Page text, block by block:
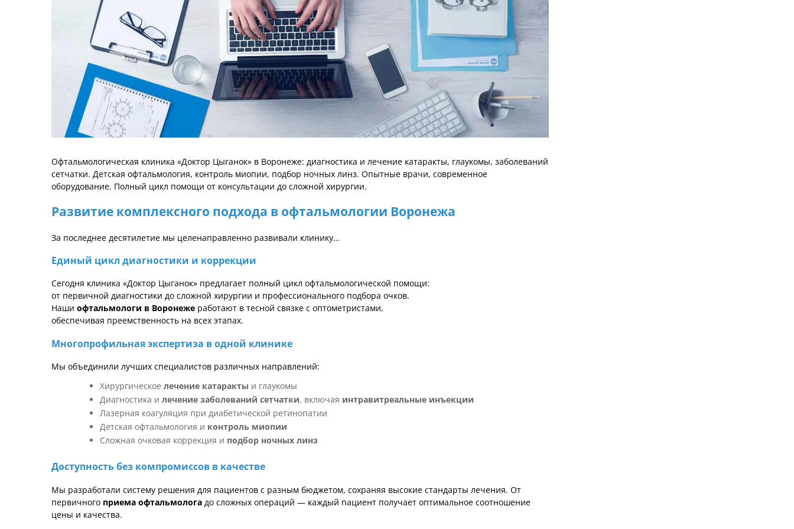
Офтальмологическая клиника «Доктор Цыганок» в Воронеже: диагностика и лечение катаракты, глаукомы, заболеваний
сетчатки. Детская офтальмология, контроль миопии, подбор ночных линз. Опытные врачи, современное
оборудование. Полный цикл помощи от консультации до сложной хирургии.
Развитие комплексного подхода в офтальмологии Воронежа
За последнее десятилетие мы целенаправленно развивали клинику…
Единый цикл диагностики и коррекции
Сегодня клиника «Доктор Цыганок» предлагает полный цикл офтальмологической помощи:
от первичной диагностики до сложной хирургии и профессионального подбора очков.
Наши офтальмологи в Воронеже работают в тесной связке с оптометристами,
обеспечивая преемственность на всех этапах.
Многопрофильная экспертиза в одной клинике
Мы объединили лучших специалистов различных направлений:
Хирургическое лечение катаракты и глаукомы
Диагностика и лечение заболеваний сетчатки, включая интравитреальные инъекции
Лазерная коагуляция при диабетической ретинопатии
Детская офтальмология и контроль миопии
Сложная очковая коррекция и подбор ночных линз
Доступность без компромиссов в качестве
Мы разработали систему решения для пациентов с разным бюджетом, сохраняя высокие стандарты лечения. От
первичного приема офтальмолога до сложных операций — каждый пациент получает оптимальное соотношение
цены и качества.